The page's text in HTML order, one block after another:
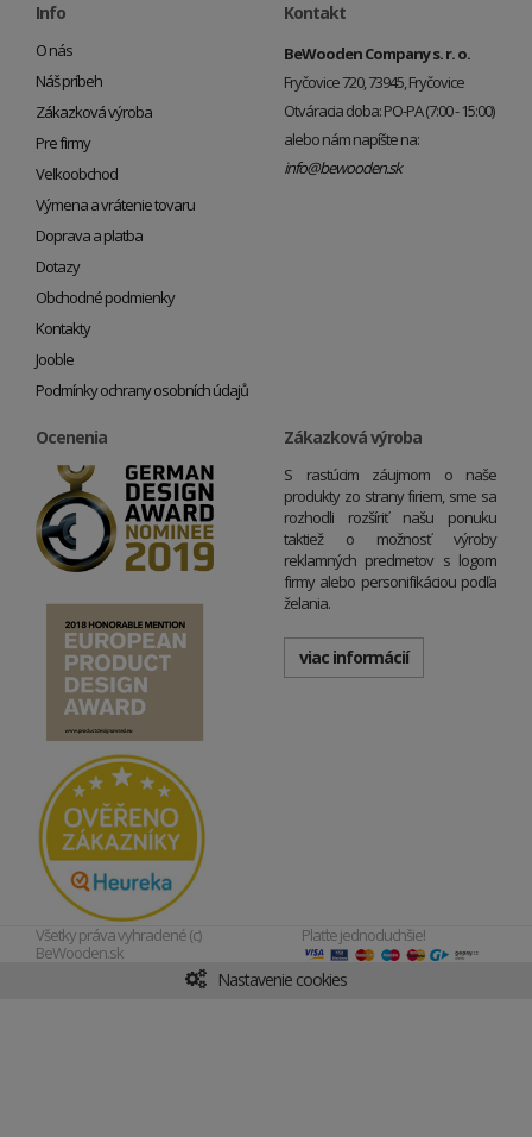
Info
O nás
Náš príbeh
Zákazková výroba
Pre firmy
Veľkoobchod
Výmena a vrátenie tovaru
Doprava a platba
Dotazy
Obchodné podmienky
Kontakty
Jooble
Podmínky ochrany osobních údajů
Kontakt
BeWooden Company s. r. o.
Fryčovice 720, 73945, Fryčovice
Otváracia doba: PO-PA (7:00 - 15:00)
alebo nám napíšte na:
info@bewooden.sk
Ocenenia Zákazková výroba
S rastúcim záujmom o naše
produkty zo strany firiem, sme sa
rozhodli rozšíriť našu ponuku
taktiež o možnosť výroby
reklamných predmetov s logom
firmy alebo personifikáciou podľa
želania.
viac informácií
Všetky práva vyhradené (c)
BeWooden.sk
Plaťte jednoduchšie!
Nastavenie cookies